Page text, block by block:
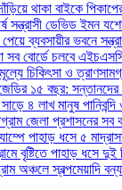
থাকা বাইকে
সন্ত্রাসী ডেভিড ইমন
পেয়ে ব্যবসায়ীর ভবনে
সব বোর্ডে চলবে
চিকিৎসা ও
১৫ বছর:
সাড়ে ৪ লাখ মানুষ
জেলা প্রশাসনের সব
পাহাড় ধসে ৫
বৃষ্টিতে পাহাড় ধসে
অঞ্চলে স্বল্পমেয়াদি